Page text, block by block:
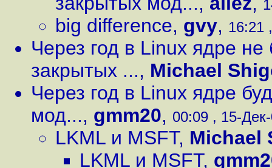
big difference, gvy, 16:21
Через год в Linux ядре не
закрытых ..., Michael
Через год в Linux ядре
мод..., gmm20, 00:09 , 15-
LKML и MSFT, Michael
LKML и MSFT,